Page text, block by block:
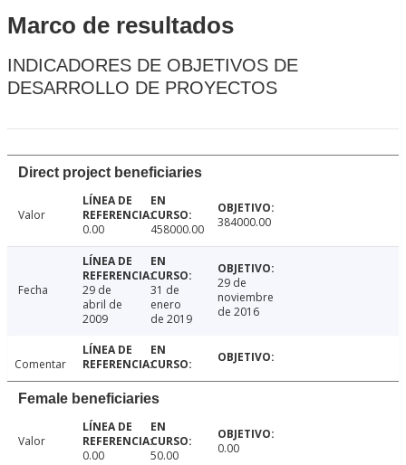
Marco de resultados
INDICADORES DE OBJETIVOS DE
DESARROLLO DE PROYECTOS
Direct project beneficiaries
Valor
0.00
458000.00 384000.00
Fecha
29 de
abril de
2009
31 de
enero
de 2019
29 de
noviembre
de 2016
Comentar
Female beneficiaries
Valor
0.00
50.00 0.00